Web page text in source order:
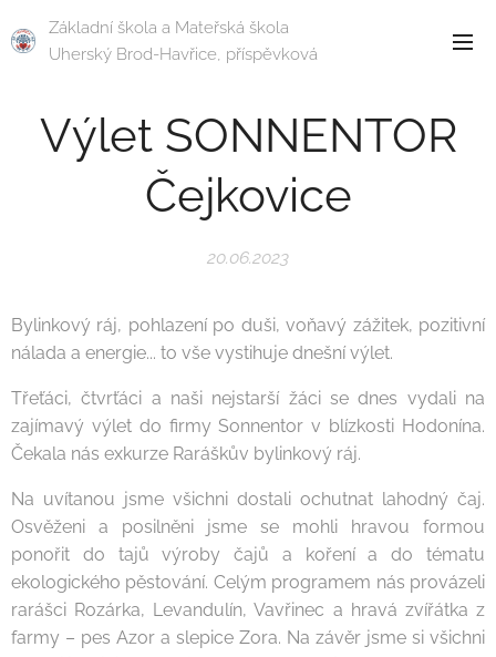
Základní škola a Mateřská škola
Uherský Brod-Havřice, příspěvková
Výlet SONNENTOR
Čejkovice
20.06.2023
Bylinkový ráj, pohlazení po duši, voňavý zážitek, pozitivní
nálada a energie... to vše vystihuje dnešní výlet.
Třeťáci, čtvrťáci a naši nejstarší žáci se dnes vydali na
zajímavý výlet do firmy Sonnentor v blízkosti Hodonína.
Čekala nás exkurze Raráškův bylinkový ráj.
Na uvítanou jsme všichni dostali ochutnat lahodný čaj.
Osvěženi a posilněni jsme se mohli hravou formou
ponořit do tajů výroby čajů a koření a do tématu
ekologického pěstování. Celým programem nás provázeli
rarášci Rozárka, Levandulín, Vavřinec a hravá zvířátka z
farmy – pes Azor a slepice Zora. Na závěr jsme si všichni